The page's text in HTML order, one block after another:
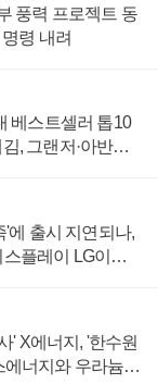
풍력 프로젝트 동
령 내려
베스트셀러 톱10
, 그랜저·아반떼
'에 출시 지연되나,
플레이 LG이노
' X에너지, '한수원
에너지와 우라늄